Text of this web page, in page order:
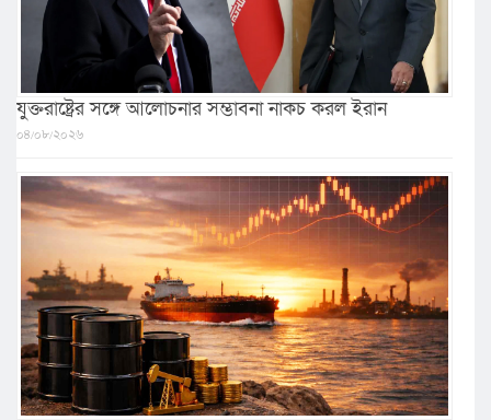
যুক্তরাষ্ট্রের সঙ্গে আলোচনার সম্ভাবনা নাকচ করল ইরান
০৪/০৮/২০২৬